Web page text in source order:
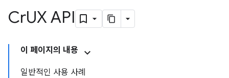
CrUX API
이 페이지의 내용
일반적인 사용 사례